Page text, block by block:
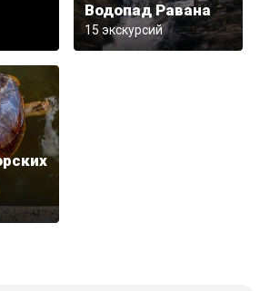
Водопад Равана
15 экскурсий